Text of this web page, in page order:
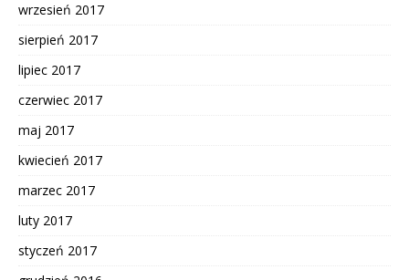
wrzesień 2017
sierpień 2017
lipiec 2017
czerwiec 2017
maj 2017
kwiecień 2017
marzec 2017
luty 2017
styczeń 2017